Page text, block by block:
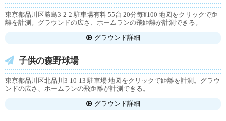
東京都品川区勝島3-2-2 駐車場有料 55台 20分毎¥100 地図をクリックで距
離を計測。グラウンドの広さ、ホームランの飛距離が計測できる。
グラウンド詳細
子供の森野球場
東京都品川区北品川3-10-13 駐車場 地図をクリックで距離を計測。グラウ
ンドの広さ、ホームランの飛距離が計測できる。
グラウンド詳細